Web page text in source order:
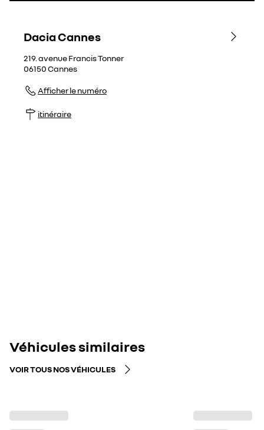
Dacia Cannes
219. avenue Francis Tonner
06150Cannes
Afficher le numéro
itinéraire
Véhicules similaires
VOIR TOUS NOS VÉHICULES